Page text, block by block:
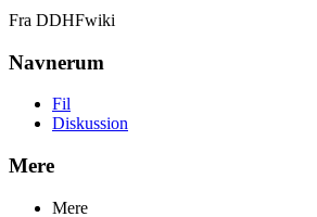
Fra DDHFwiki
Navnerum
Fil
Diskussion
Mere
Mere